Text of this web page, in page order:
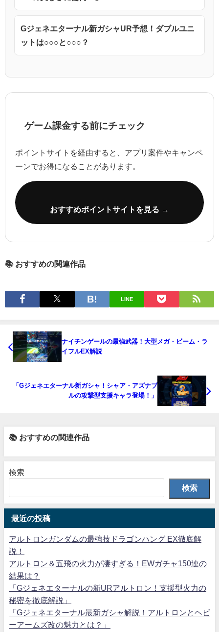
Gジェネエターナル新ガシャUR予想！ダブルユニ
ットは○○○と○○○？
ゲーム課金する前にチェック
ポイントサイトを経由すると、アプリ案件やキャンペ
ーンでお得になることがあります。
おすすめポイントサイトを見る →
📚 おすすめの関連作品
LINE
ナイチンゲールの最強武器！大型メガ・ビーム・ラ
イフルEX解説
「Gジェネエターナル新ガシャ！シャア・アズナブ
ルの攻撃型支援キャラ登場！」
📚 おすすめの関連作品
検索
検索
最近の投稿
アルトロンガンダムの最強技ドラゴンハング EX徹底解
説！
アルトロン＆五飛の火力が凄すぎる！EWガチャ150連の
結果は？
「Gジェネエターナルの新URアルトロン！支援型火力の
秘密を徹底解説」
「Gジェネエターナル最新ガシャ解説！アルトロンとヘビ
ーアームズ改の魅力とは？」